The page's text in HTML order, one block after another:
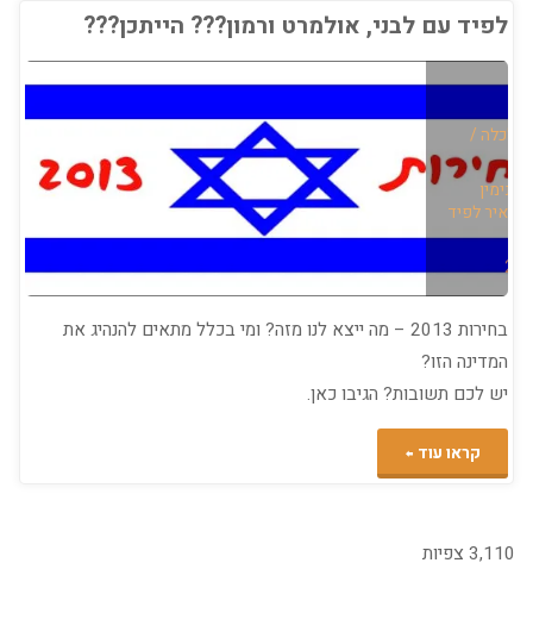
שינוי,
לא,
לא
מה
שאתם
חושבים…
לפיד עם לבני, אולמרט ורמון??? הייתכן???
כלכלה /
בנימין
יאיר לפיד
בחירות 2013 – מה ייצא לנו מזה? ומי בכלל מתאים להנהיג את
המדינה הזו?
יש לכם תשובות? הגיבו כאן.
קראו עוד
3,110 צפיות